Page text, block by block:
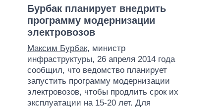
ДАЙДЖЕСТЫ
ВЕРХОВНАЯ РАДА
КАБИНЕТ МИНИСТРОВ
ГЛАВЫ ОБЛАДМИНИСТРАЦИЙ
МЭРЫ
ВСЕ ПЕРСОНЫ
ПОДДЕРЖАТЬ
Бурбак планирует внедрить
программу модернизации
электровозов
Максим Бурбак, министр
инфраструктуры, 26 апреля 2014 года
сообщил, что ведомство планирует
запустить программу модернизации
электровозов, чтобы продлить срок их
эксплуатации на 15-20 лет. Для